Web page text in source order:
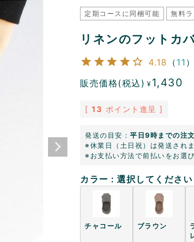
定期コースに同梱可能 無料
リネンのフットカ
4.18 （ 11 ）
販売価格(税込) ¥1,430
[ 13 ポイント進呈 ]
発送の目安： 平日9時までの注
※休業日（土日祝）は発送され
※お支払い方法で前払いをお選
カラー 選択してください
チャコール ブラウン